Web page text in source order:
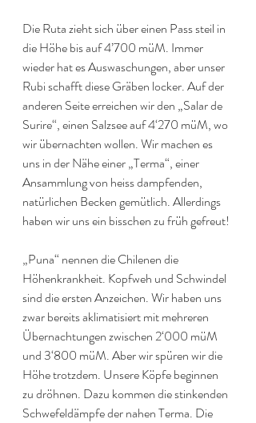
Die Ruta zieht sich über einen Pass steil in
die Höhe bis auf 4’700 müM. Immer
wieder hat es Auswaschungen, aber unser
Rubi schafft diese Gräben locker. Auf der
anderen Seite erreichen wir den „Salar de
Surire“, einen Salzsee auf 4‘270 müM, wo
wir übernachten wollen. Wir machen es
uns in der Nähe einer „Terma“, einer
Ansammlung von heiss dampfenden,
natürlichen Becken gemütlich. Allerdings
haben wir uns ein bisschen zu früh gefreut!
„Puna“ nennen die Chilenen die
Höhenkrankheit. Kopfweh und Schwindel
sind die ersten Anzeichen. Wir haben uns
zwar bereits aklimatisiert mit mehreren
Übernachtungen zwischen 2‘000 müM
und 3‘800 müM. Aber wir spüren wir die
Höhe trotzdem. Unsere Köpfe beginnen
zu dröhnen. Dazu kommen die stinkenden
Schwefeldämpfe der nahen Terma. Die